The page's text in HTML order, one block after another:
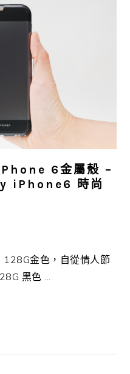
6金屬殼 –
iPhone6 時尚
金色，自從情人節
黑色 ...